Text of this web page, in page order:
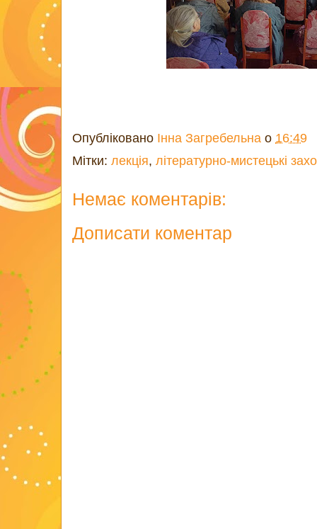
Опубліковано Інна Загребельна о 16:49
Мітки: лекція, літературно-мистецькі
Немає коментарів:
Дописати коментар